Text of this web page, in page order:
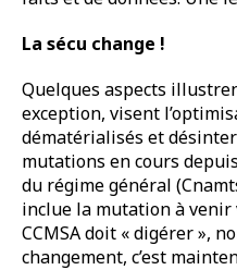
La sécu change !
Quelques aspects
exception, visent
dématérialisés et
mutations en cours
du régime général
inclue la mutation à venir
CCMSA doit « digérer »,
changement, c’est